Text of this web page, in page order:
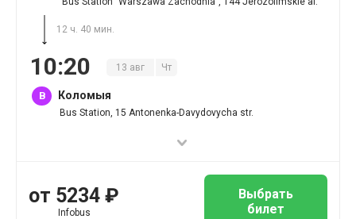
12 ч. 40 мин.
10:20 13 авг Чт
B Коломыя
Bus Station, 15 Antonenka-Davydovycha str.
от 5234 ₽
Infobus
Выбрать
билет